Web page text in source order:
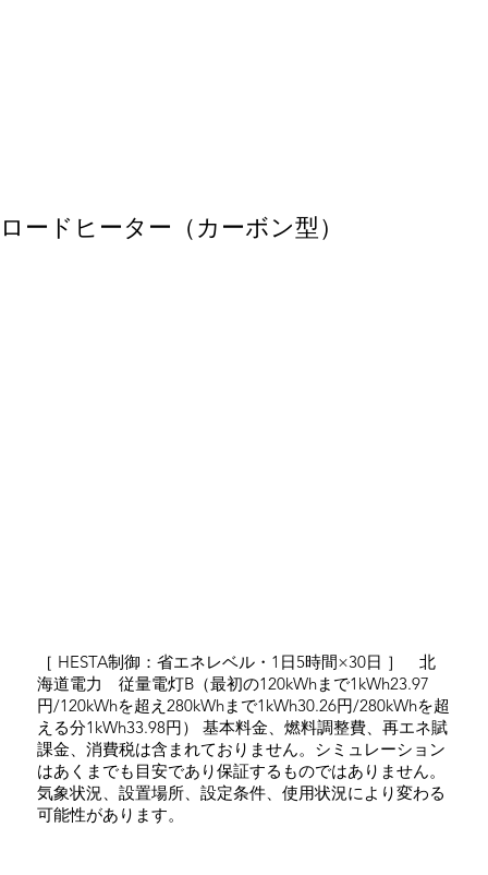
ロードヒーター（カーボン型）
［ HESTA制御：省エネレベル・1日5時間×30日 ］ 北
海道電力 従量電灯B（最初の120kWhまで1kWh23.97
円/120kWhを超え280kWhまで1kWh30.26円/280kWhを超
える分1kWh33.98円） 基本料金、燃料調整費、再エネ賦
課金、消費税は含まれておりません。シミュレーション
はあくまでも目安であり保証するものではありません。
気象状況、設置場所、設定条件、使用状況により変わる
可能性があります。